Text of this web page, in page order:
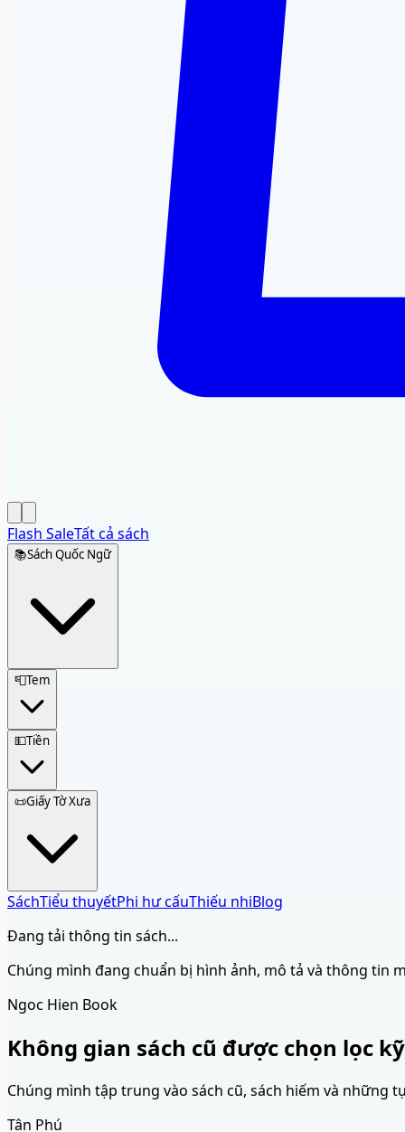
Flash SaleTất cả sách
📚Sách Quốc Ngữ
📮Tem
💵Tiền
📜Giấy Tờ Xưa
SáchTiểu thuyếtPhi hư cấuThiếu nhiBlog
Đang tải thông tin sách...
Chúng mình đang chuẩn bị hình ảnh, mô tả và thông tin
Ngoc Hien Book
Không gian sách cũ được chọn lọc
Chúng mình tập trung vào sách cũ, sách hiếm và những
Tân Phú